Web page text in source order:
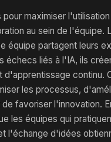
maximiser
au sein de l'équipe.
équipe partagent leurs
échecs liés à l'IA, ils
d'apprentissage continu.
les processus,
favoriser l'innovation.
les équipes qui
l'échange d'idées